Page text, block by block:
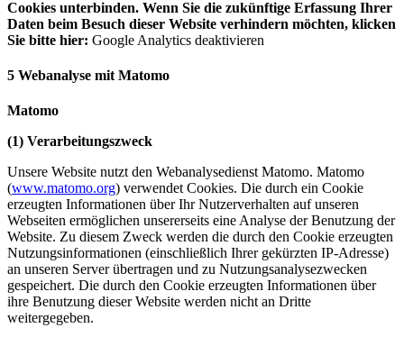
Cookies unterbinden. Wenn Sie die zukünftige Erfassung Ihrer
Daten beim Besuch dieser Website verhindern möchten, klicken
Sie bitte hier: Google Analytics deaktivieren
5 Webanalyse mit Matomo
Matomo
(1) Verarbeitungszweck
Unsere Website nutzt den Webanalysedienst Matomo. Matomo
(www.matomo.org) verwendet Cookies. Die durch ein Cookie
erzeugten Informationen über Ihr Nutzerverhalten auf unseren
Webseiten ermöglichen unsererseits eine Analyse der Benutzung der
Website. Zu diesem Zweck werden die durch den Cookie erzeugten
Nutzungsinformationen (einschließlich Ihrer gekürzten IP-Adresse)
an unseren Server übertragen und zu Nutzungsanalysezwecken
gespeichert. Die durch den Cookie erzeugten Informationen über
ihre Benutzung dieser Website werden nicht an Dritte
weitergegeben.